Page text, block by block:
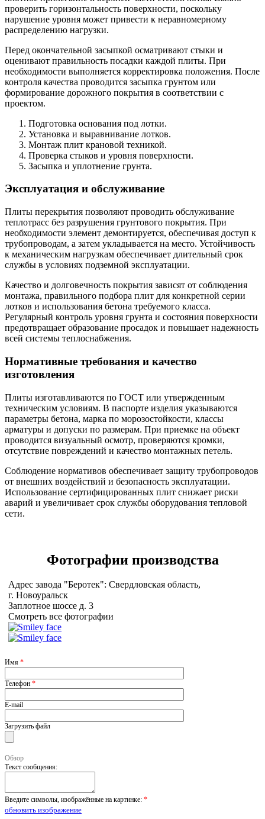
проверить горизонтальность поверхности, поскольку
нарушение уровня может привести к неравномерному
распределению нагрузки.
Перед окончательной засыпкой осматривают стыки и
оценивают правильность посадки каждой плиты. При
необходимости выполняется корректировка положения. После
контроля качества проводится засыпка грунтом или
формирование дорожного покрытия в соответствии с
проектом.
Подготовка основания под лотки.
Установка и выравнивание лотков.
Монтаж плит крановой техникой.
Проверка стыков и уровня поверхности.
Засыпка и уплотнение грунта.
Эксплуатация и обслуживание
Плиты перекрытия позволяют проводить обслуживание
теплотрасс без разрушения грунтового покрытия. При
необходимости элемент демонтируется, обеспечивая доступ к
трубопроводам, а затем укладывается на место. Устойчивость
к механическим нагрузкам обеспечивает длительный срок
службы в условиях подземной эксплуатации.
Качество и долговечность покрытия зависят от соблюдения
монтажа, правильного подбора плит для конкретной серии
лотков и использования бетона требуемого класса.
Регулярный контроль уровня грунта и состояния поверхности
предотвращает образование просадок и повышает надежность
всей системы теплоснабжения.
Нормативные требования и качество
изготовления
Плиты изготавливаются по ГОСТ или утвержденным
техническим условиям. В паспорте изделия указываются
параметры бетона, марка по морозостойкости, классы
арматуры и допуски по размерам. При приемке на объект
проводится визуальный осмотр, проверяются кромки,
отсутствие повреждений и качество монтажных петель.
Соблюдение нормативов обеспечивает защиту трубопроводов
от внешних воздействий и безопасность эксплуатации.
Использование сертифицированных плит снижает риски
аварий и увеличивает срок службы оборудования тепловой
сети.
Фотографии производства
Адрес завода "Беротек": Свердловская область,
г. Новоуральск
Заплотное шоссе д. 3
Смотреть все фотографии
Имя *
Телефон *
E-mail
Загрузить файл
Обзор
Текст сообщения:
Введите символы, изображённые на картинке: *
обновить изображение